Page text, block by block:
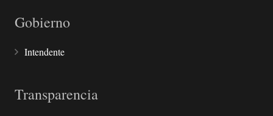
Gobierno
Intendente
Transparencia